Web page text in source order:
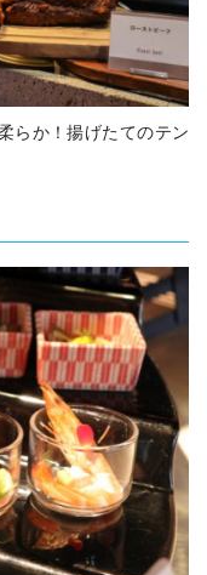
らか！揚げたてのテン